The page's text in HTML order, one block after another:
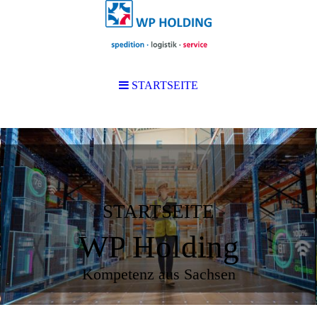
STARTSEITE
WP Holding
Kompetenz aus Sachsen
STARTSEITE